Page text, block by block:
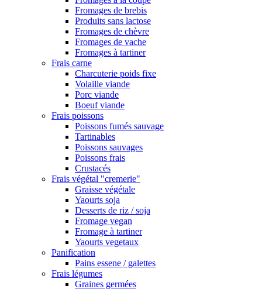
Fromages de brebis
Produits sans lactose
Fromages de chèvre
Fromages de vache
Fromages à tartiner
Frais carne
Charcuterie poids fixe
Volaille viande
Porc viande
Boeuf viande
Frais poissons
Poissons fumés sauvage
Tartinables
Poissons sauvages
Poissons frais
Crustacés
Frais végétal "cremerie"
Graisse végétale
Yaourts soja
Desserts de riz / soja
Fromage vegan
Fromage à tartiner
Yaourts vegetaux
Panification
Pains essene / galettes
Frais légumes
Graines germées